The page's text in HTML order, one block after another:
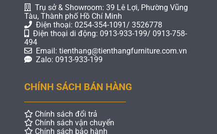
Trụ sở & Showroom: 39 Lê Lợi, Phường Vũng
Tàu, Thành phố Hồ Chí Minh
Điện thoại: 0254-354-1091/ 3526778
Điện thoại di động: 0913-933-199/ 0913-758-
494
Email: tienthang@tienthangfurniture.com.vn
Zalo: 0913-933-199
CHÍNH SÁCH BÁN HÀNG
Chính sách đổi trả
Chính sách vận chuyển
Chính sách bảo hành